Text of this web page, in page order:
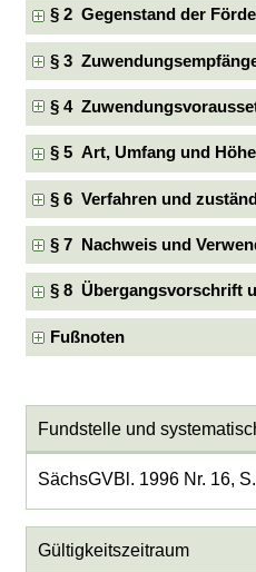
§ 2 Gegenstand der
§ 3
§ 4
§ 5 Art, Umfang und
§ 6 Verfahren und
§ 7 Nachweis und
§ 8 Übergangsvorschrift
Fußnoten
Fundstelle und
SächsGVBl. 1996 Nr. 16,
Gültigkeitszeitraum